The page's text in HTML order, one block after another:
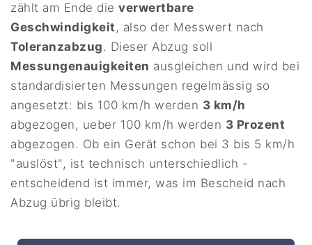
zählt am Ende dieverwertbare
Geschwindigkeit, also der Messwert nach
Toleranzabzug. Dieser Abzug soll
Messungenauigkeiten ausgleichen und wird bei
standardisierten Messungen regelmässig so
angesetzt: bis 100 km/h werden 3 km/h
abgezogen, ueber 100 km/h werden 3 Prozent
abgezogen. Ob ein Gerät schon bei 3 bis 5 km/h
"auslöst", ist technisch unterschiedlich -
entscheidend ist immer, was im Bescheid nach
Abzug übrig bleibt.